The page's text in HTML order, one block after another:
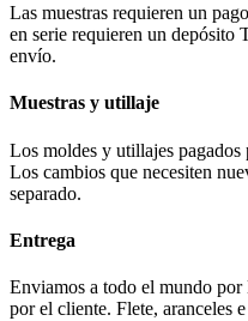
Las muestras requieren un
en serie requieren un depósito
envío.
Muestras y utillaje
Los moldes y utillajes pagados
Los cambios que necesiten
separado.
Entrega
Enviamos a todo el mundo
por el cliente. Flete, aranceles